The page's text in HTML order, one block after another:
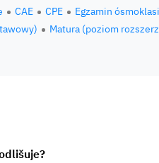
CAE CPE Egzamin
Matura (poziom